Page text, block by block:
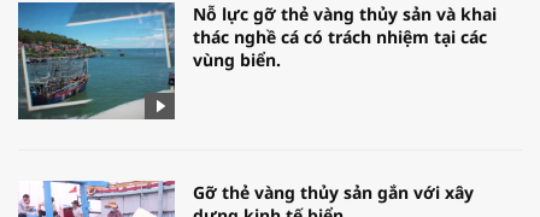
Nỗ lực gỡ thẻ vàng thủy sản và khai
thác nghề cá có trách nhiệm tại các
vùng biển.
Gỡ thẻ vàng thủy sản gắn với xây